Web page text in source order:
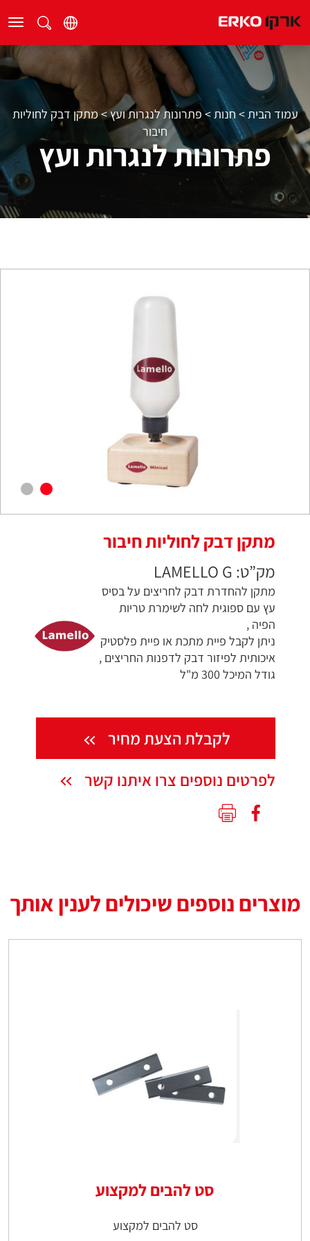
עמוד הבית >חנות >פתרונות לנגרות ועץ>מתקן דבק לחוליות
חיבור
פתרונות לנגרות ועץ
מתקן דבק לחוליות חיבור
מק”ט: LAMELLO G
מתקן להחדרת דבק לחריצים על בסיס
עץ עם ספוגית לחה לשימרת טריות
הפיה ,
ניתן לקבל פיית מתכת או פיית פלסטיק
איכותית לפיזור דבק לדפנות החריצים ,
גודל המיכל 300 מ"ל
לקבלת הצעת מחיר
לפרטים נוספים צרו איתנו קשר
מוצרים נוספים שיכולים לענין אותך
סט להבים למקצוע
סט להבים למקצוע